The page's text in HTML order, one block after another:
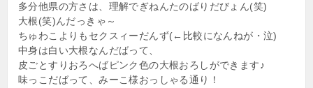
多分他県の方さは、理解でぎねんたのばりだびょん(笑)
大根(笑)んだっきゃ～
ちゅわこよりもセクスィーだんず(←比較になんねが・泣)
中身は白い大根なんだばって、
皮ごとすりおろへばピンク色の大根おろしができます♪
味っこだばって、みーこ様おっしゃる通り！